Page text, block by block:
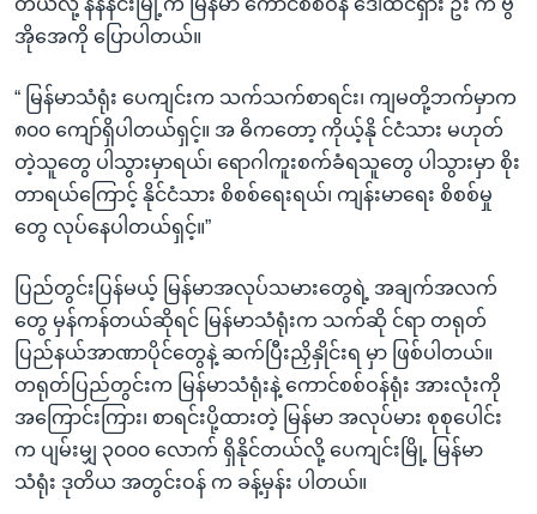
အိုအေကို ပြောပါတယ်။
“ မြန်မာသံရုံး ပေကျင်းက သက်သက်စာရင်း၊ ကျမတို့ဘက်မှာက
၈၀၀ ကျော်ရှိပါတယ်ရှင့်။ အ ဓိကတော့ ကိုယ့်နို င်ငံသား မဟုတ်
တဲ့သူတွေ ပါသွားမှာရယ်၊ ရောဂါကူးစက်ခံရသူတွေ ပါသွားမှာ စိုး
တာရယ်ကြောင့် နိုင်ငံသား စိစစ်ရေးရယ်၊ ကျန်းမာရေး စိစစ်မှု
တွေ လုပ်နေပါတယ်ရှင့်။”
ပြည်တွင်းပြန်မယ့် မြန်မာအလုပ်သမားတွေရဲ့ အချက်အလက်
တွေ မှန်ကန်တယ်ဆိုရင် မြန်မာသံရုံးက သက်ဆို င်ရာ တရုတ်
ပြည်နယ်အာဏာပိုင်တွေနဲ့ ဆက်ပြီးညှိနှိုင်းရ မှာ ဖြစ်ပါတယ်။
တရုတ်ပြည်တွင်းက မြန်မာသံရုံးနဲ့ ကောင်စစ်ဝန်ရုံး အားလုံးကို
အကြောင်းကြား၊ စာရင်းပို့ထားတဲ့ မြန်မာ အလုပ်မား စုစုပေါင်း
က ပျမ်းမျှ ၃၀၀၀ လောက် ရှိနိုင်တယ်လို့ ပေကျင်းမြို့ မြန်မာ
သံရုံး ဒုတိယ အတွင်းဝန် က ခန့်မှန်း ပါတယ်။